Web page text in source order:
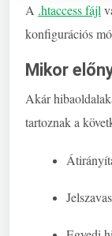
A .htaccessfájl
konfigurációs
Mikor
Akár
tartoznak a